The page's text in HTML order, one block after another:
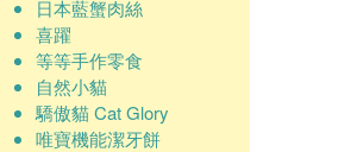
日本藍蟹肉絲
喜躍
等等手作零食
自然小貓
驕傲貓 Cat Glory
唯寶機能潔牙餅